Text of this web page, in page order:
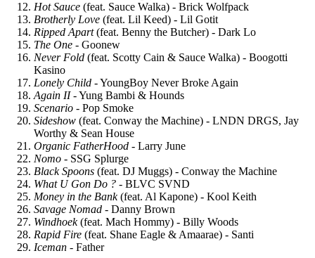
Hot Sauce (feat. Sauce Walka) - Brick Wolfpack
Brotherly Love (feat. Lil Keed) - Lil Gotit
Ripped Apart(feat. Benny the Butcher) - Dark Lo
The One - Goonew
Never Fold (feat. Scotty Cain & Sauce Walka) - Boogotti
Kasino
Lonely Child - YoungBoy Never Broke Again
Again II- Yung Bambi & Hounds
Scenario - Pop Smoke
Sideshow (feat. Conway the Machine) - LNDN DRGS, Jay
Worthy & Sean House
Organic FatherHood - Larry June
Nomo - SSG Splurge
Black Spoons (feat. DJ Muggs) - Conway the Machine
What U Gon Do ? - BLVC SVND
Money in the Bank(feat. Al Kapone) - Kool Keith
Savage Nomad - Danny Brown
Windhoek(feat. Mach Hommy) - Billy Woods
Rapid Fire (feat. Shane Eagle & Amaarae) - Santi
Iceman - Father